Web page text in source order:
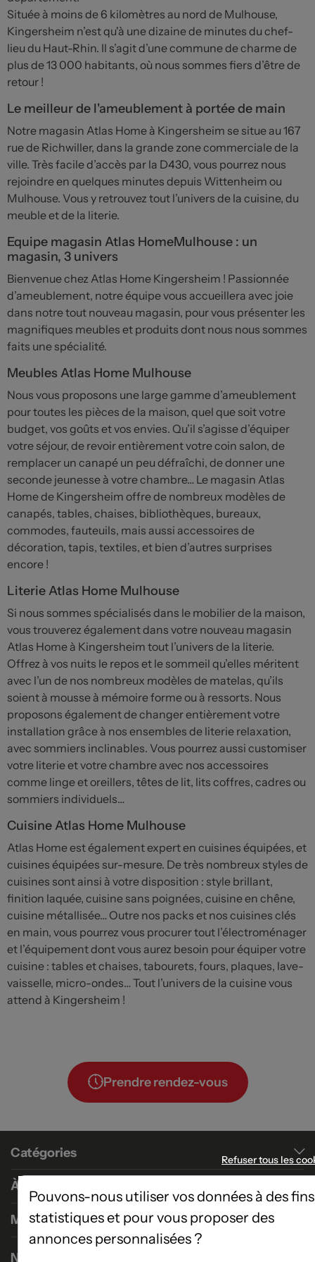
Située à moins de 6 kilomètres au nord de Mulhouse,
Kingersheim n’est qu'à une dizaine de minutes du chef-
lieu du Haut-Rhin. Il s’agit d’une commune de charme de
plus de 13 000 habitants, où nous sommes fiers d’être de
retour !
Le meilleur de l'ameublement à portée de main
Notre magasin Atlas Home à Kingersheim se situe au 167
rue de Richwiller, dans la grande zone commerciale de la
ville. Très facile d’accès par la D430, vous pourrez nous
rejoindre en quelques minutes depuis Wittenheim ou
Mulhouse. Vous y retrouvez tout l’univers de la cuisine, du
meuble et de la literie.
Equipe magasin Atlas HomeMulhouse : un
magasin, 3 univers
Bienvenue chez Atlas Home Kingersheim ! Passionnée
d’ameublement, notre équipe vous accueillera avec joie
dans notre tout nouveau magasin, pour vous présenter les
magnifiques meubles et produits dont nous nous sommes
faits une spécialité.
Meubles Atlas Home Mulhouse
Nous vous proposons une large gamme d’ameublement
pour toutes les pièces de la maison, quel que soit votre
budget, vos goûts et vos envies. Qu’il s’agisse d’équiper
votre séjour, de revoir entièrement votre coin salon, de
remplacer un canapé un peu défraîchi, de donner une
seconde jeunesse à votre chambre… Le magasin Atlas
Home de Kingersheim offre de nombreux modèles de
canapés, tables, chaises, bibliothèques, bureaux,
commodes, fauteuils, mais aussi accessoires de
décoration, tapis, textiles, et bien d’autres surprises
encore !
Literie Atlas Home Mulhouse
Si nous sommes spécialisés dans le mobilier de la maison,
vous trouverez également dans votre nouveau magasin
Atlas Home à Kingersheim tout l’univers de la literie.
Offrez à vos nuits le repos et le sommeil qu’elles méritent
avec l’un de nos nombreux modèles de matelas, qu’ils
soient à mousse à mémoire forme ou à ressorts. Nous
proposons également de changer entièrement votre
installation grâce à nos ensembles de literie relaxation,
avec sommiers inclinables. Vous pourrez aussi customiser
votre literie et votre chambre avec nos accessoires
comme linge et oreillers, têtes de lit, lits coffres, cadres ou
sommiers individuels…
Cuisine Atlas Home Mulhouse
Atlas Home est également expert en cuisines équipées, et
cuisines équipées sur-mesure. De très nombreux styles de
cuisines sont ainsi à votre disposition : style brillant,
finition laquée, cuisine sans poignées, cuisine en chêne,
cuisine métallisée… Outre nos packs et nos cuisines clés
en main, vous pourrez vous procurer tout l’électroménager
et l’équipement dont vous aurez besoin pour équiper votre
cuisine : tables et chaises, tabourets, fours, plaques, lave-
vaisselle, micro-ondes… Tout l’univers de la cuisine vous
attend à Kingersheim !
Prendre rendez-vous
Catégories
À propos
Magasins
Nous contacter
Refuser tous les
Pouvons-nous utiliser vos données à des fins
statistiques et pour vous proposer des
annonces personnalisées ?